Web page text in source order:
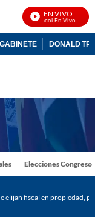
EN VIVO
Noticias Caracol En Vivo
GABINETE DONALD
Elecciones Congreso
elijan fiscal en propiedad,